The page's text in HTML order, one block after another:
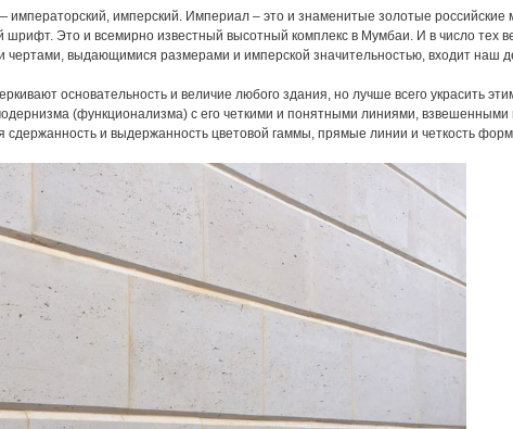
императорский, имперский. Империал – это и знаменитые золотые российские
шрифт. Это и всемирно известный высотный комплекс в Мумбаи. И в число тех
выдающимися размерами и имперской значительностью, входит наш
основательность и величие любого здания, но лучше всего украсить
(функционализма) с его четкими и понятными линиями,
сдержанность и выдержанность цветовой гаммы, прямые линии и четкость